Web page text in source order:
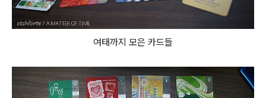
여태까지 모은 카드들